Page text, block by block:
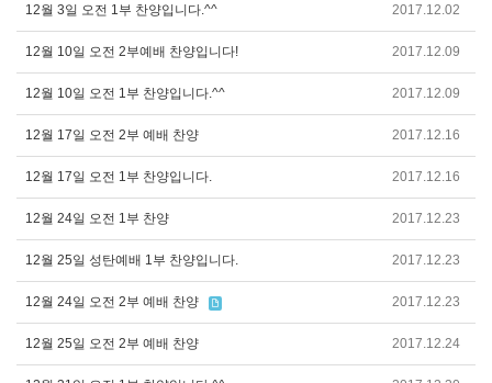
12월 3일 오전 1부 찬양입니다.^^ 2017.12.02
12월 10일 오전 2부예배 찬양입니다! 2017.12.09
12월 10일 오전 1부 찬양입니다.^^ 2017.12.09
12월 17일 오전 2부 예배 찬양 2017.12.16
12월 17일 오전 1부 찬양입니다. 2017.12.16
12월 24일 오전 1부 찬양 2017.12.23
12월 25일 성탄예배 1부 찬양입니다. 2017.12.23
12월 24일 오전 2부 예배 찬양 2017.12.23
12월 25일 오전 2부 예배 찬양 2017.12.24